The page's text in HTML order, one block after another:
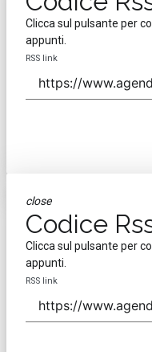
Clicca sul pulsante per
appunti.
RSS link
close
Codice
Clicca sul pulsante per
appunti.
RSS link